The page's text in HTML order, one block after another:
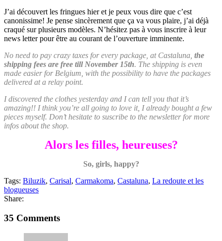
J’ai découvert les fringues hier et je peux vous dire que c’est
canonissime! Je pense sincèrement que ça va vous plaire, j’ai déjà
craqué sur plusieurs modèles. N’hésitez pas à vous inscrire à leur
news letter pour être au courant de l’ouverture imminente.
No need to pay crazy taxes for every package, at Castaluna, the
shipping fees are free till November 15th. The shipping is even
made easier for Belgium, with the possibility to have the packages
delivered at a relay point.
I discovered the clothes yesterday and I can tell you that it’s
amazing!! I think you’re all going to love it, I already bought a few
pieces myself. Don’t hesitate to suscribe to the newsletter for more
infos about the shop.
Alors les filles, heureuses?
So, girls, happy?
Tags: Biluzik, Carisal, Carmakoma, Castaluna, La redoute et les
blogueuses
Share:
35 Comments